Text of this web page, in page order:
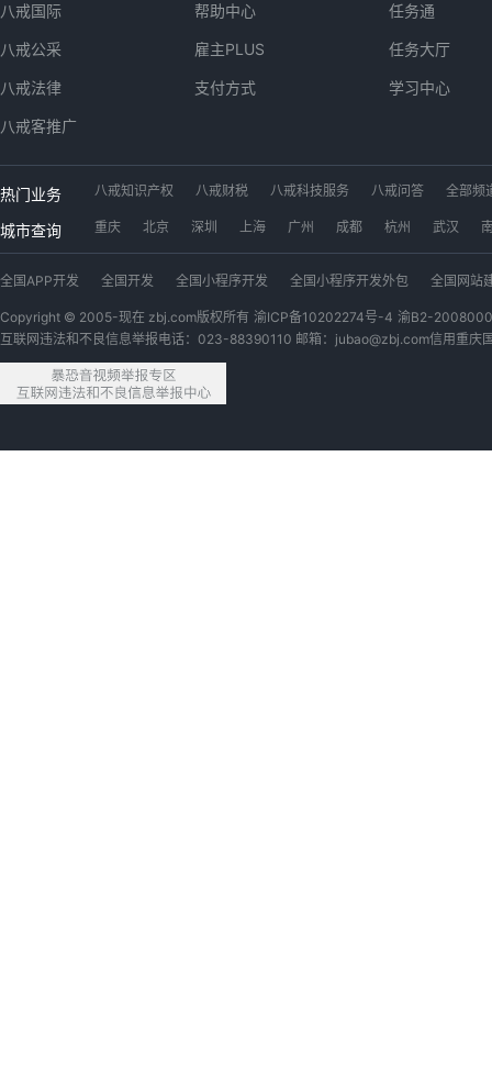
八戒国际
八戒公采
八戒法律
八戒客推广
帮助中心
雇主PLUS
支付方式
任务通
任务大厅
学习中心
热门业务 八戒知识产权 八戒财税 八戒科技服务 八戒问答
全部频
工位出租
八戒数字交易市场 app开发 软件开发
小程序
广西猪八戒网
内蒙古猪八戒网 青海猪八戒网
四川猪八戒网
安徽猪八戒网
浙江猪八戒网 江苏猪八戒网 黑龙江猪八戒网
城市查询 重庆 北京 深圳 上海 广州 成都 杭州 武汉
全国APP开发 全国开发 全国小程序开发 全国小程序开发外包
全国网站
全国LOGO设计
全国视频剪辑 全国微信开发公众号 全国游戏
全国代理
全国软件开发定制
全国设计 全国户外广告设计 全国宝妈
全国PYTHON
全国视频制作
全国开发网站
Copyright © 2005-现在 zbj.com版权所有 渝ICP备10202274号-4 渝B2-
互联网违法和不良信息举报电话：023-88390110 邮箱：jubao@zbj.com信用重庆